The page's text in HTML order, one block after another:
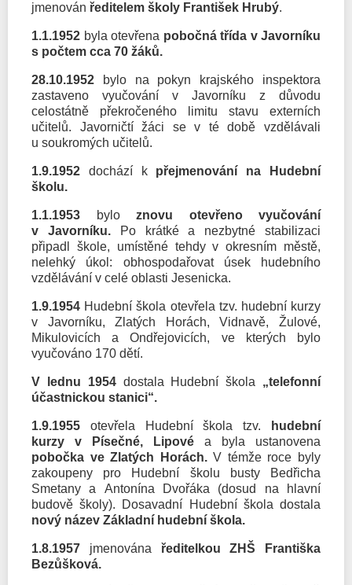
jmenován ředitelem školy František Hrubý.
1.1.1952 byla otevřena pobočná třída v Javorníku
s počtem cca 70 žáků.
28.10.1952 bylo na pokyn krajského inspektora
zastaveno vyučování v Javorníku z důvodu
celostátně překročeného limitu stavu externích
učitelů. Javorničtí žáci se v té době vzdělávali
u soukromých učitelů.
1.9.1952 dochází kpřejmenování na Hudební
školu.
1.1.1953 bylo znovu otevřeno vyučování
v Javorníku.
Po krátké a nezbytné stabilizaci
připadl škole, umístěné tehdy v okresním městě,
nelehký úkol: obhospodařovat úsek hudebního
vzdělávání v celé oblasti Jesenicka.
1.9.1954 Hudební škola otevřela tzv. hudební kurzy
v Javorníku, Zlatých Horách, Vidnavě, Žulové,
Mikulovicích a Ondřejovicích, ve kterých bylo
vyučováno 170 dětí.
V lednu 1954 dostala Hudební škola „telefonní
účastnickou stanici“.
1.9.1955 otevřela Hudební škola tzv.
hudební
kurzy v Písečné, Lipové a byla ustanovena
pobočka ve Zlatých Horách.V témže roce byly
zakoupeny pro Hudební školu busty Bedřicha
Smetany a Antonína Dvořáka (dosud na hlavní
budově školy). Dosavadní Hudební škola dostala
nový název Základní hudební škola.
1.8.1957 jmenována ředitelkou ZHŠ Františka
Bezůšková.